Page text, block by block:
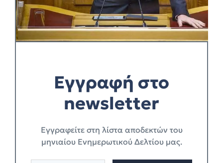
Εγγραφή στο
newsletter
Eγγραφείτε στη λίστα αποδεκτών του
μηνιαίου Ενημερωτικού Δελτίου μας.